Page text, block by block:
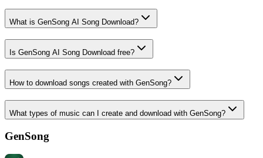
What is GenSong AI Song Download?
Is GenSong AI Song Download free?
How to download songs created with GenSong?
What types of music can I create and download with GenSong?
GenSong